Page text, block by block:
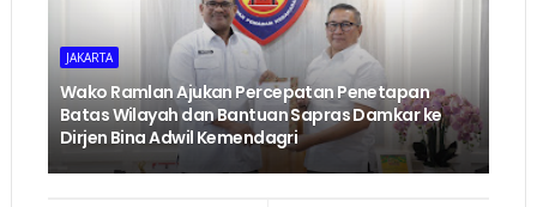
JAKARTA
Wako Ramlan Ajukan Percepatan Penetapan
Batas Wilayah dan Bantuan Sapras Damkar ke
Dirjen Bina Adwil Kemendagri